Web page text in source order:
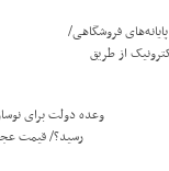
پایانه‌های فروشگاهی/
از طریق
وعده دولت برای
رسید؟/ قیمت